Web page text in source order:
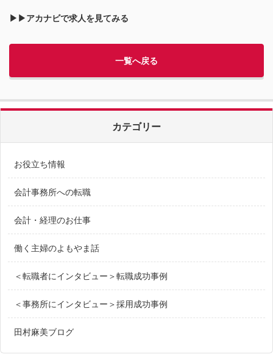
▶▶アカナビで求人を見てみる
一覧へ戻る
カテゴリー
お役立ち情報
会計事務所への転職
会計・経理のお仕事
働く主婦のよもやま話
＜転職者にインタビュー＞転職成功事例
＜事務所にインタビュー＞採用成功事例
田村麻美ブログ